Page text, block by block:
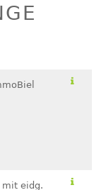
mit eidg.